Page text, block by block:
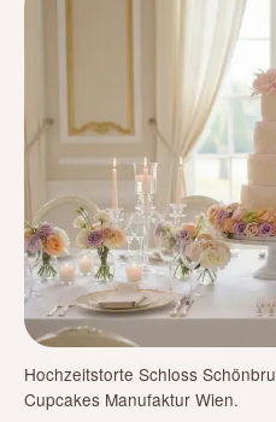
Hochzeitstorte Schloss
Cupcakes Manufaktur Wien.